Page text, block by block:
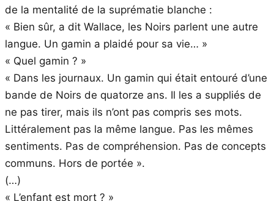
de la mentalité de la suprématie blanche :
« Bien sûr, a dit Wallace, les Noirs parlent une autre
langue. Un gamin a plaidé pour sa vie… »
« Quel gamin ? »
« Dans les journaux. Un gamin qui était entouré d’une
bande de Noirs de quatorze ans. Il les a suppliés de
ne pas tirer, mais ils n’ont pas compris ses mots.
Littéralement pas la même langue. Pas les mêmes
sentiments. Pas de compréhension. Pas de concepts
communs. Hors de portée ».
(…)
« L’enfant est mort ? »